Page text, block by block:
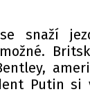
snaží
Putin si